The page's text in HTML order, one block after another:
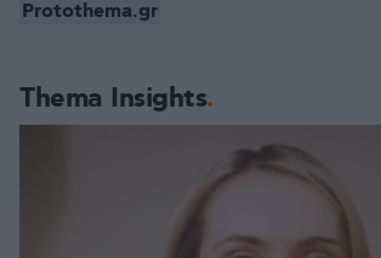
Thema Insights
Protothema.gr